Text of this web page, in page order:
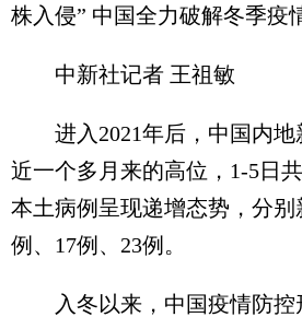
株入侵” 中国全力破解冬季疫
中新社记者 王祖敏
进入2021年后，中国内地
近一个多月来的高位，1-5日
本土病例呈现递增态势，分别
例、17例、23例。
入冬以来，中国疫情防控